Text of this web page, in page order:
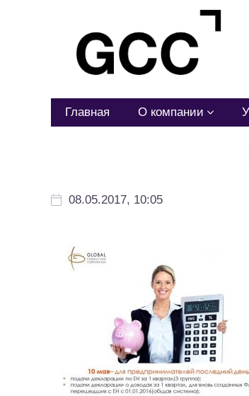
Главная О компании
08.05.2017, 10:05